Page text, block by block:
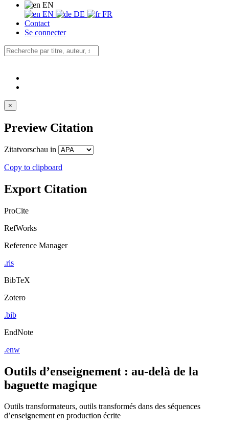
EN
EN
DE
FR
Contact
Se connecter
×
Preview Citation
Zitatvorschau in
Copy to clipboard
Export Citation
ProCite
RefWorks
Reference Manager
.ris
BibTeX
Zotero
.bib
EndNote
.enw
Outils d’enseignement : au-delà de la
baguette magique
Outils transformateurs, outils transformés dans des séquences
d’enseignement en production écrite